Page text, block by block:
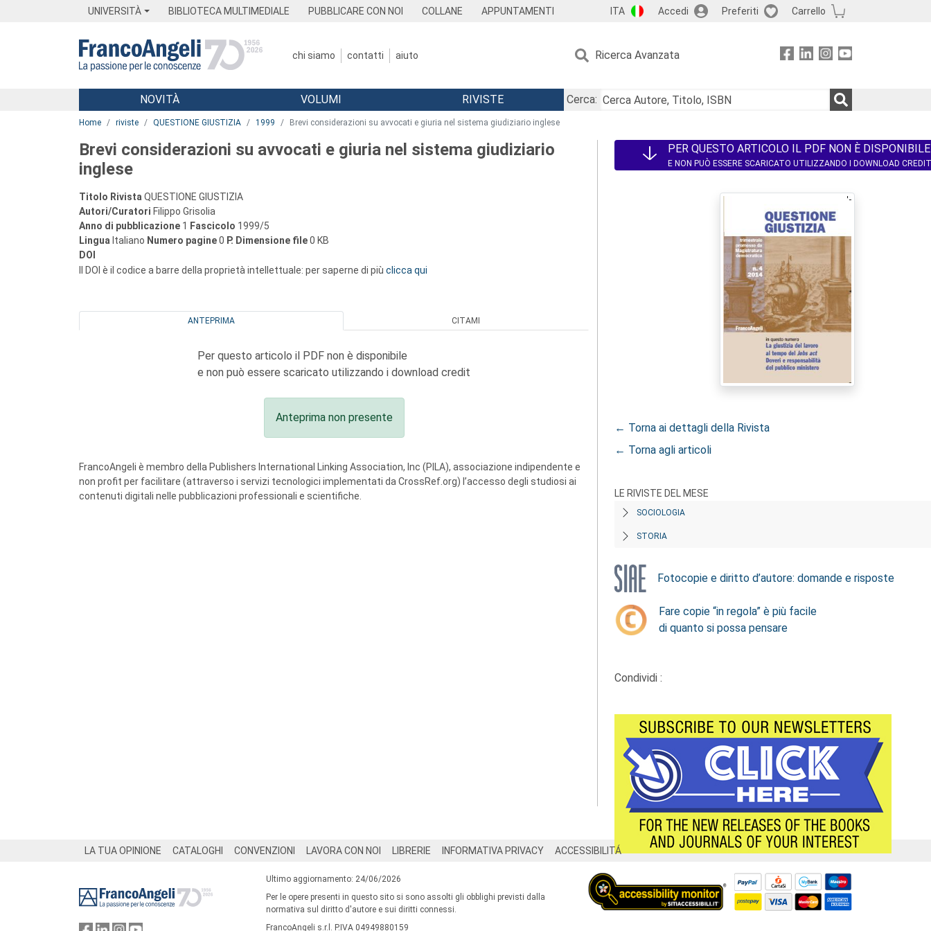
UNIVERSITÀ BIBLIOTECA MULTIMEDIALE PUBBLICARE CON NOI COLLANE APPUNTAMENTI ITA Accedi Preferiti Carrello
chi siamo contatti aiuto Ricerca Avanzata
Menu
NOVITÀ VOLUMI RIVISTE
Cerca:
Home riviste QUESTIONE GIUSTIZIA 1999 Brevi considerazioni su avvocati e giuria nel sistema giudiziario inglese
Brevi considerazioni su avvocati e giuria nel sistema giudiziario
inglese
Titolo Rivista QUESTIONE GIUSTIZIA
Autori/Curatori Filippo Grisolia
Anno di pubblicazione 1 Fascicolo 1999/5
Lingua Italiano Numero pagine0 P. Dimensione file0 KB
DOI
Il DOI è il codice a barre della proprietà intellettuale: per saperne di più clicca qui
ANTEPRIMA CITAMI
Per questo articolo il PDF non è disponibile
e non può essere scaricato utilizzando i download credit
Anteprima non presente
FrancoAngeli è membro della Publishers International Linking Association, Inc (PILA), associazione indipendente e
non profit per facilitare (attraverso i servizi tecnologici implementati da CrossRef.org) l’accesso degli studiosi ai
contenuti digitali nelle pubblicazioni professionali e scientifiche.
PER QUESTO ARTICOLO IL PDF NON È DISPONIBILE
E NON PUÒ ESSERE SCARICATO UTILIZZANDO I DOWNLOAD CREDIT
← Torna ai dettagli della Rivista
← Torna agli articoli
LE RIVISTE DEL MESE
SOCIOLOGIA
STORIA
Fotocopie e diritto d’autore: domande e risposte
Fare copie “in regola” è più facile
di quanto si possa pensare
Condividi :
LA TUA OPINIONE CATALOGHI CONVENZIONI LAVORA CON NOI LIBRERIE INFORMATIVA PRIVACY ACCESSIBILITÁ
Ultimo aggiornamento: 24/06/2026
Per le opere presenti in questo sito si sono assolti gli obblighi previsti dalla
normativa sul diritto d'autore e sui diritti connessi.
FrancoAngeli s.r.l. P.IVA 04949880159